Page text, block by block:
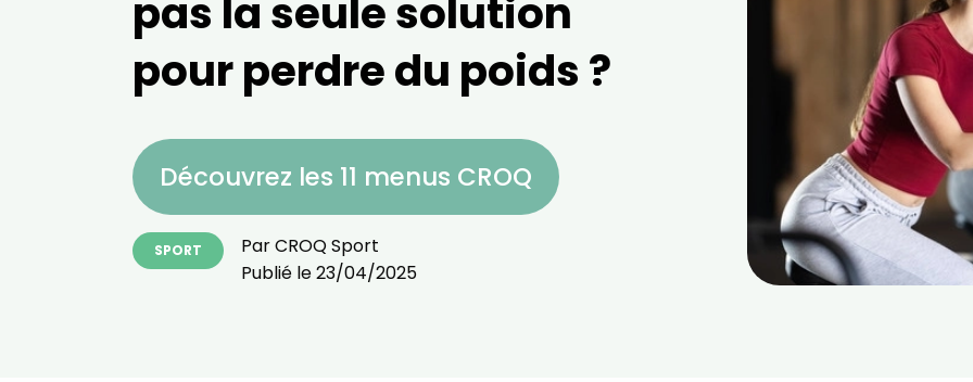
pas la seule solution
pour perdre du poids ?
Découvrez les 11 menus CROQ
SPORT ParCROQ Sport
Publié le23/04/2025